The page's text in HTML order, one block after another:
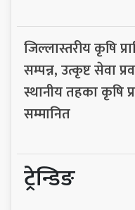
जिल्लास्तरीय कृषि
सम्पन्न, उत्कृष्ट सेवा
स्थानीय तहका कृषि
सम्मानित
ट्रेन्डिङ